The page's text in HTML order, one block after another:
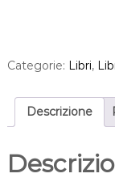
e
m
n
Categorie: Libri,
Descrizione